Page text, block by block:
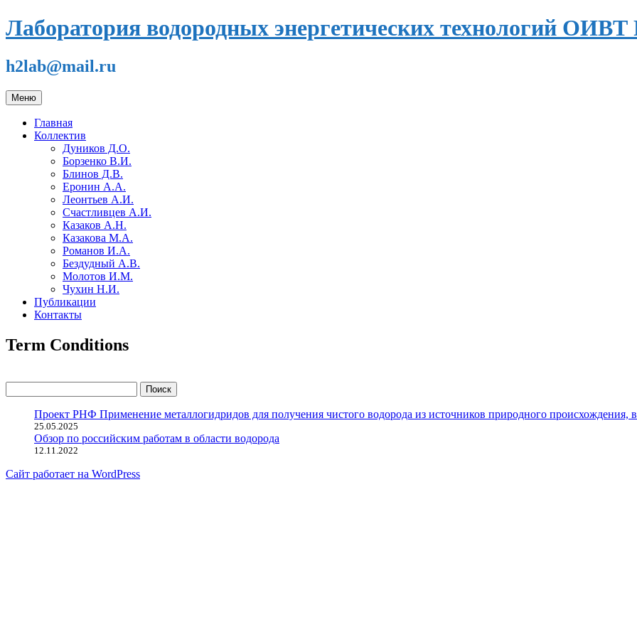
Перейти
к
Лаборатория водородных энергетических технологий
h2lab@mail.ru
Меню
Главная
Коллектив
Дуников Д.О.
Борзенко В.И.
Блинов Д.В.
Еронин А.А.
Леонтьев А.И.
Счастливцев А.И.
Казаков А.Н.
Казакова М.А.
Романов И.А.
Бездудный А.В.
Молотов И.М.
Чухин Н.И.
Публикации
Контакты
Term Conditions
Проект РНФ Применение металлогидридов для получения чистого водорода из источников природного
25.05.2025
Обзор по российским работам в области водорода
12.11.2022
Сайт работает на WordPress